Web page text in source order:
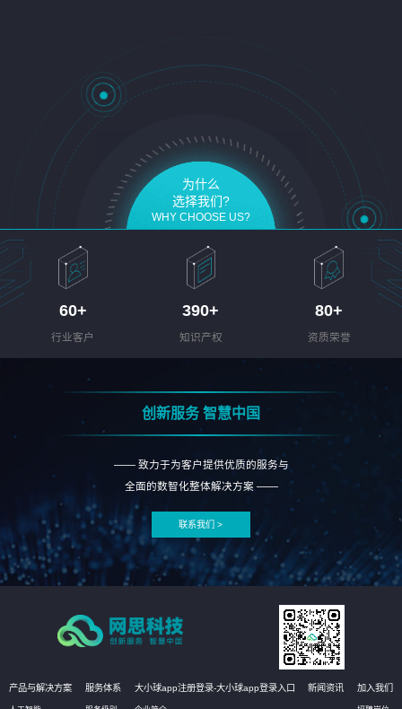
为什么
选择我们?
WHY CHOOSE US?
60+
行业客户
390+
知识产权
80+
资质荣誉
创新服务 智慧中国
—— 致力于为客户提供优质的服务与
全面的数智化整体解决方案 ——
联系我们 >
产品与解决方案 服务体系 大小球app注册登录-大小球app登录入口 新闻资讯 加入我们